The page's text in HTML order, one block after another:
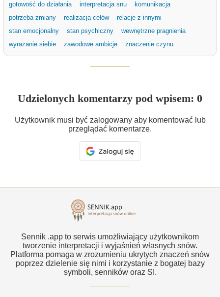
gotowość do działania
interpretacja snu
komunikacja
potrzeba zmiany
realizacja celów
relacje z innymi
stan emocjonalny
stan psychiczny
wewnętrzne pragnienia
wyrażanie siebie
zawodowe ambicje znaczenie czynu
Udzielonych komentarzy pod wpisem: 0
Użytkownik musi być zalogowany aby komentować lub
przeglądać komentarze.
Sennik .app to serwis umożliwiający użytkownikom
tworzenie interpretacji i wyjaśnień własnych snów.
Platforma pomaga w zrozumieniu ukrytych znaczeń snów
poprzez dzielenie się nimi i korzystanie z bogatej bazy
symboli, senników oraz SI.